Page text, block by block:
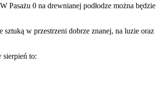
Pasażu 0 na drewnianej podłodze można będzie
w przestrzeni dobrze znanej, na luzie oraz
sierpień to: